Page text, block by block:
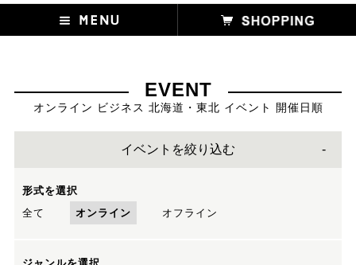
EVENT
オンライン ビジネス 北海道・東北 イベント 開催日順
イベントを絞り込む
形式を選択
全て
オンライン オフライン